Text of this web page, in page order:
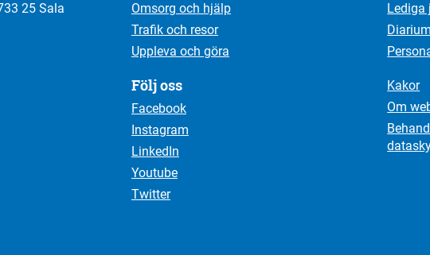
25 Sala
Omsorg och hjälp
Trafik och resor
Uppleva och göra
Följ oss
Facebook
Instagram
LinkedIn
Youtube
Twitter
Lediga
Diarium
Kakor
Om